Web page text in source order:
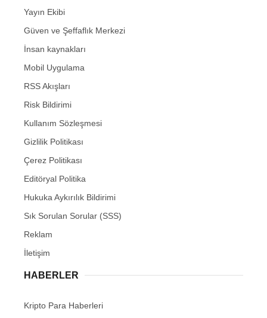
Yayın Ekibi
Güven ve Şeffaflık Merkezi
İnsan kaynakları
Mobil Uygulama
RSS Akışları
Risk Bildirimi
Kullanım Sözleşmesi
Gizlilik Politikası
Çerez Politikası
Editöryal Politika
Hukuka Aykırılık Bildirimi
Sık Sorulan Sorular (SSS)
Reklam
İletişim
HABERLER
Kripto Para Haberleri